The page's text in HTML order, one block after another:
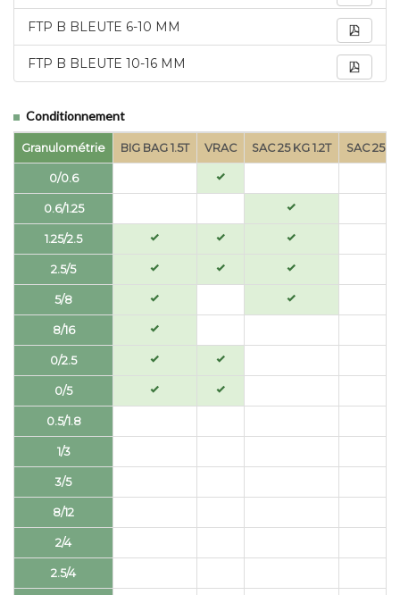
FTP B BLEUTE 6-10 MM
FTP B BLEUTE 10-16 MM
Conditionnement
Granulométrie BIG BAG 1.5T VRAC SAC 25 KG 1.2T SAC 25
0/0.6
0.6/1.25
1.25/2.5
2.5/5
5/8
8/16
0/2.5
0/5
0.5/1.8
1/3
3/5
8/12
2/4
2.5/4